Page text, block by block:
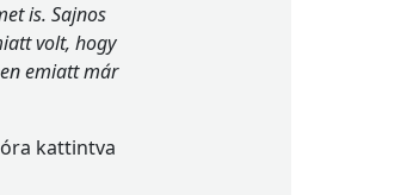
is. Sajnos
volt, hogy
emiatt már
kattintva